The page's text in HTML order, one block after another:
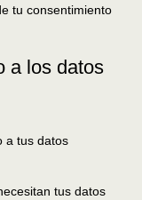
tu consentimiento
a los datos
a tus datos
tus datos